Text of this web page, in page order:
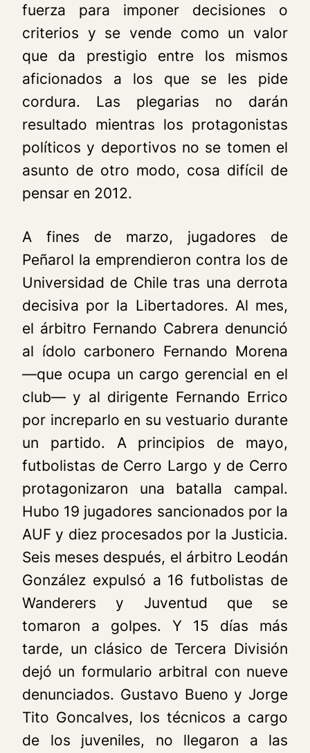
fuerza para imponer decisiones o
criterios y se vende como un valor
que da prestigio entre los mismos
aficionados a los que se les pide
cordura. Las plegarias no darán
resultado mientras los protagonistas
políticos y deportivos no se tomen el
asunto de otro modo, cosa difícil de
pensar en 2012.
A fines de marzo, jugadores de
Peñarol la emprendieron contra los de
Universidad de Chile tras una derrota
decisiva por la Libertadores. Al mes,
el árbitro Fernando Cabrera denunció
al ídolo carbonero Fernando Morena
—que ocupa un cargo gerencial en el
club— y al dirigente Fernando Errico
por increparlo en su vestuario durante
un partido. A principios de mayo,
futbolistas de Cerro Largo y de Cerro
protagonizaron una batalla campal.
Hubo 19 jugadores sancionados por la
AUF y diez procesados por la Justicia.
Seis meses después, el árbitro Leodán
González expulsó a 16 futbolistas de
Wanderers y Juventud que se
tomaron a golpes. Y 15 días más
tarde, un clásico de Tercera División
dejó un formulario arbitral con nueve
denunciados. Gustavo Bueno y Jorge
Tito Goncalves, los técnicos a cargo
de los juveniles, no llegaron a las